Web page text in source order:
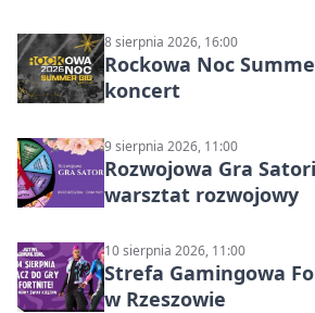
8 sierpnia 2026, 16:00
Rockowa Noc
koncert
9 sierpnia 2026, 11:00
Rozwojowa Gra
warsztat rozwojowy
10 sierpnia 2026, 11:00
Strefa Gamingowa
w Rzeszowie